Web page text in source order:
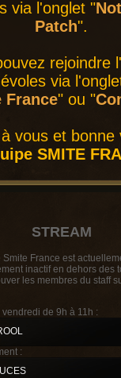
via l'onglet "
Patch".
rejoindre
via
France" ou "
vous et bonne
SMITE
STREAM
Smite France est
inactif en dehors des
les membres du staff
vendredi de 9h à 11h :
: